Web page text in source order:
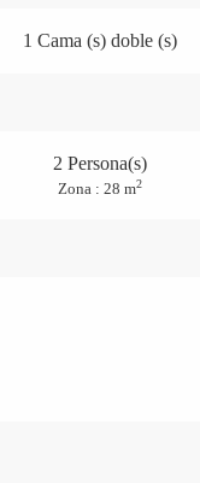
1 Cama (s) doble (s)
2 Persona(s)
Zona : 28 m2